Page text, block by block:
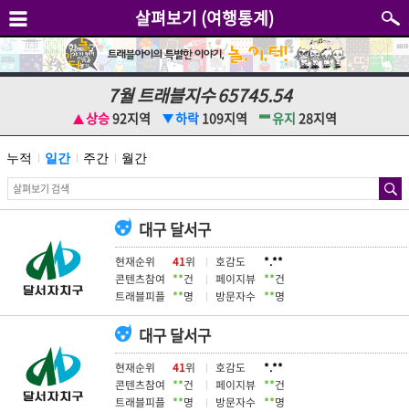
살펴보기 (여행통계)
7월 트래블지수65745.54
상승92지역 하락 109지역 유지 28지역
누적 일간 주간 월간
대구 달서구
현재순위 41위 호감도
*.**
콘텐츠참여 **건 페이지뷰 **건
트래블피플 **명 방문자수 **명
대구 달서구
현재순위 41위 호감도
*.**
콘텐츠참여 **건 페이지뷰 **건
트래블피플 **명 방문자수 **명